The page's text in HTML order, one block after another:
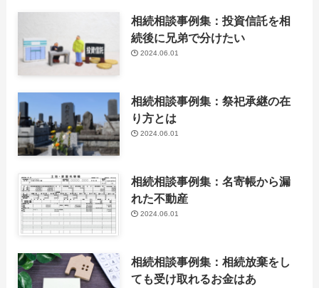
相続相談事例集：投資信託を相
続後に兄弟で分けたい
2024.06.01
相続相談事例集：祭祀承継の在
り方とは
2024.06.01
相続相談事例集：名寄帳から漏
れた不動産
2024.06.01
相続相談事例集：相続放棄をし
ても受け取れるお金はあ